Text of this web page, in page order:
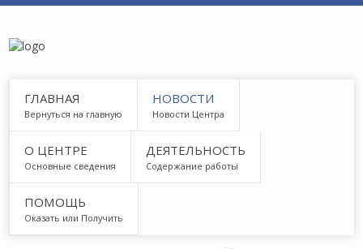
ГЛАВНАЯ
Вернуться на главную
НОВОСТИ
Новости Центра
О ЦЕНТРЕ
Основные сведения
ДЕЯТЕЛЬНОСТЬ
Содержание работы
ПОМОЩЬ
Оказать или Получить